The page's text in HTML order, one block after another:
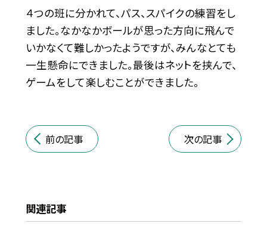
４つの班に分かれて、パス、スパイクの練習をし
ました。なかなかボールが思った方向に飛んで
いかなくて難しかったようですが、みんなとても
一生懸命にできました。最後はネットを挟んで、
ゲームをして楽しむことができました。
前の記事 次の記事
関連記事